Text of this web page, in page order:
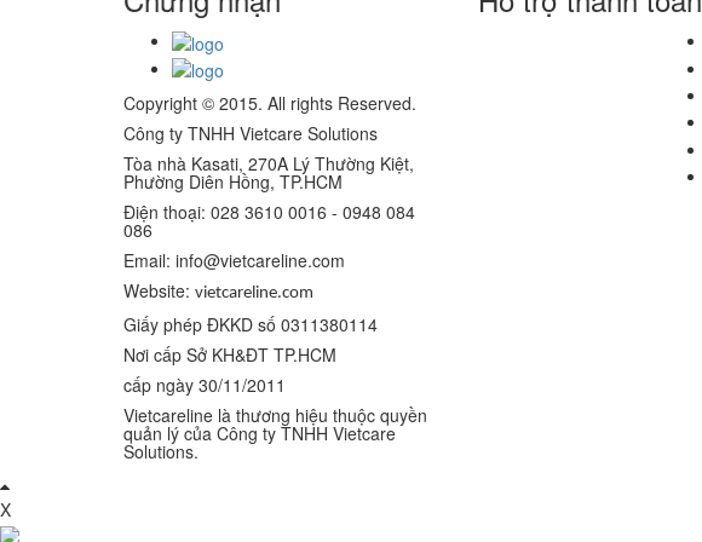
Copyright © 2015. All rights Reserved.
Công ty TNHH Vietcare Solutions
Tòa nhà Kasati, 270A Lý Thường Kiệt,
Phường Diên Hồng, TP.HCM
Điện thoại: 028 3610 0016 - 0948 084
086
Email: info@vietcareline.com
Website: vietcareline.com
Giấy phép ĐKKD số 0311380114
Nơi cấp Sở KH&ĐT TP.HCM
cấp ngày 30/11/2011
Vietcareline là thương hiệu thuộc quyền
quản lý của Công ty TNHH Vietcare
Solutions.
X